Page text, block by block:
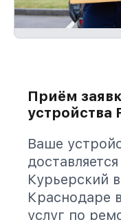
Приём
устройства
Ваше
Курьерский
Краснодаре
услуг по